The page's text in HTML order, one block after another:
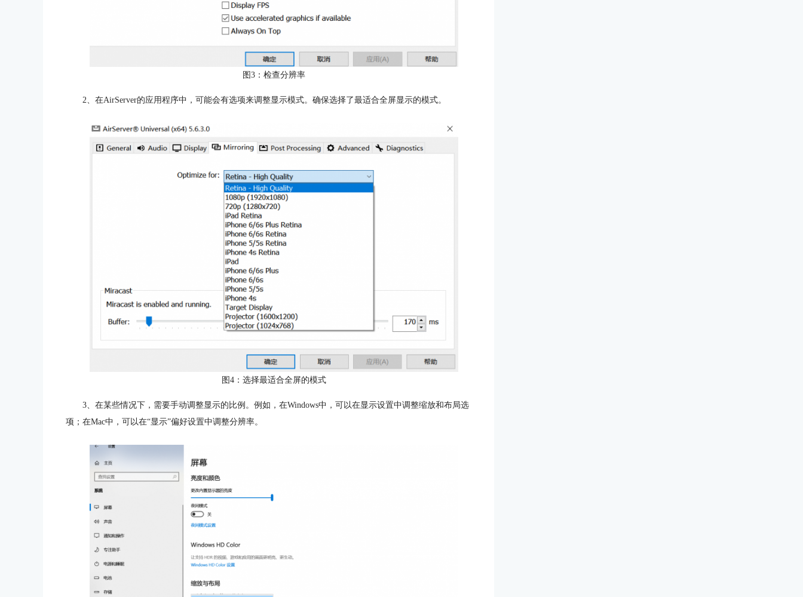
图3：检查分辨率
2、在AirServer的应用程序中，可能会有选项来调整显示模式。确保选择了最适合全屏显示的模式。
图4：选择最适合全屏的模式
3、在某些情况下，需要手动调整显示的比例。例如，在Windows中，可以在显示设置中调整缩放和布局选
项；在Mac中，可以在“显示”偏好设置中调整分辨率。